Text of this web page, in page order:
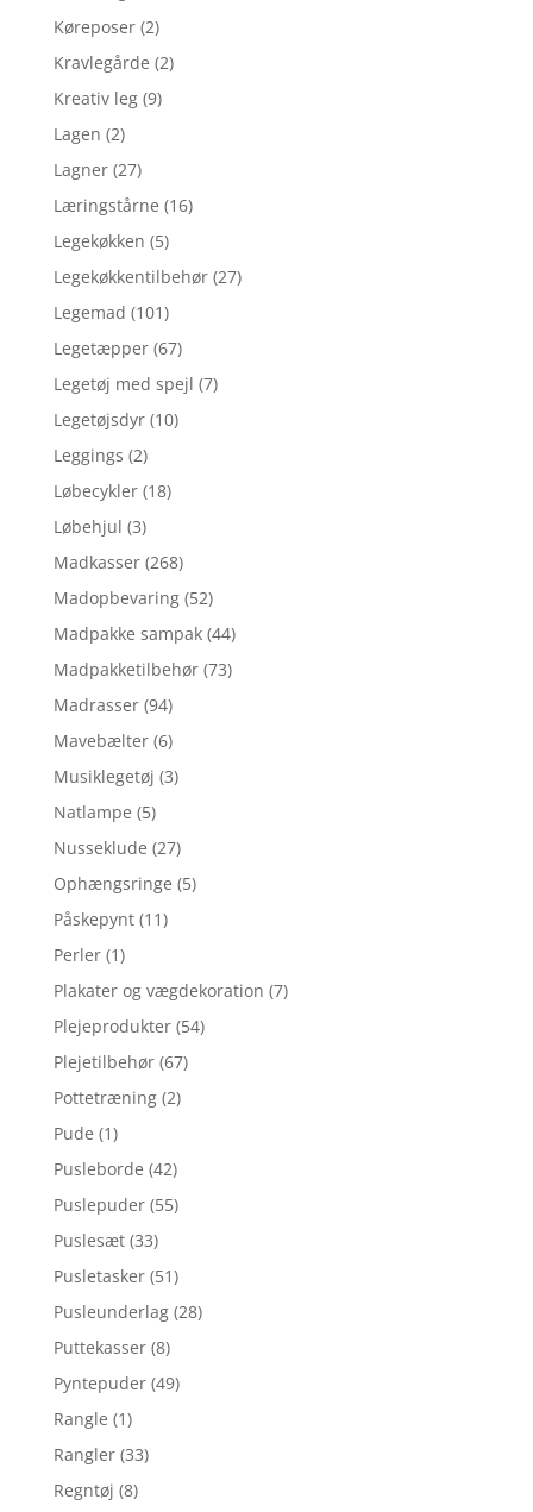
Køreposer (2)
Kravlegårde (2)
Kreativ leg (9)
Lagen (2)
Lagner (27)
Læringstårne (16)
Legekøkken (5)
Legekøkkentilbehør (27)
Legemad (101)
Legetæpper (67)
Legetøj med spejl (7)
Legetøjsdyr (10)
Leggings (2)
Løbecykler (18)
Løbehjul (3)
Madkasser (268)
Madopbevaring (52)
Madpakke sampak (44)
Madpakketilbehør (73)
Madrasser (94)
Mavebælter (6)
Musiklegetøj (3)
Natlampe (5)
Nusseklude (27)
Ophængsringe (5)
Påskepynt (11)
Perler (1)
Plakater og vægdekoration (7)
Plejeprodukter (54)
Plejetilbehør (67)
Pottetræning (2)
Pude (1)
Pusleborde (42)
Puslepuder (55)
Puslesæt (33)
Pusletasker (51)
Pusleunderlag (28)
Puttekasser (8)
Pyntepuder (49)
Rangle (1)
Rangler (33)
Regntøj (8)